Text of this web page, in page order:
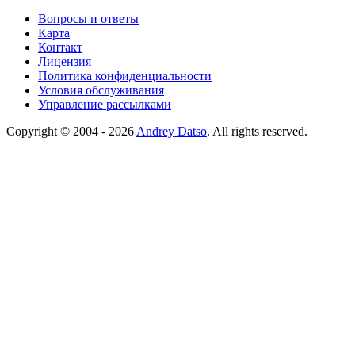
Вопросы и ответы
Карта
Контакт
Лицензия
Политика конфиденциальности
Условия обслуживания
Управление рассылками
Copyright © 2004 - 2026Andrey Datso. All rights reserved.